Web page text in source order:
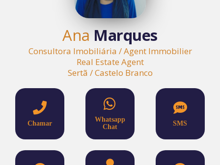
Ana Marques
Consultora Imobiliária / Agent Immobilier
Real Estate Agent
Sertã / Castelo Branco
Chamar
Whatsapp
Chat
SMS